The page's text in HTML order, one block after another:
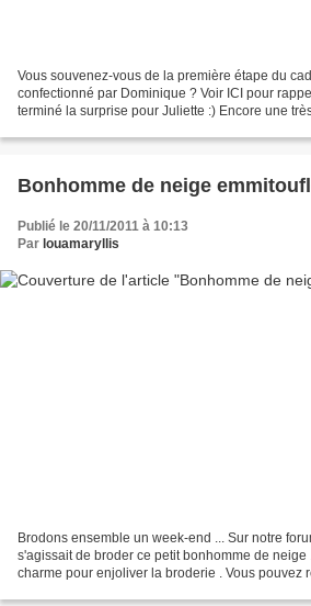
Vous souvenez-vous de la première étape du
confectionné par Dominique ? Voir ICI pour
terminé la surprise pour Juliette :) Encore une
Bonhomme de neige
Publié le 20/11/2011 à 10:13
Par louamaryllis
Brodons ensemble un week-end ... Sur notre
s'agissait de broder ce petit bonhomme de neige
charme pour enjoliver la broderie . Vous pouvez